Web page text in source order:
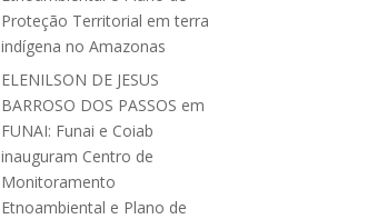
Proteção Territorial em terra
indígena no Amazonas
ELENILSON DE JESUS
BARROSO DOS PASSOS em
FUNAI: Funai e Coiab
inauguram Centro de
Monitoramento
Etnoambiental e Plano de